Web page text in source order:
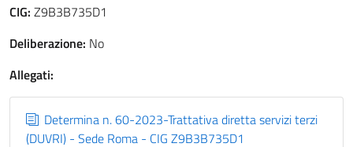
CIG: Z9B3B735D1
Deliberazione: No
Allegati:
Determina n. 60-2023-Trattativa diretta servizi terzi
(DUVRI) - Sede Roma - CIG Z9B3B735D1